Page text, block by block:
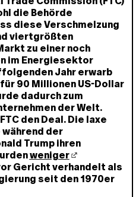
die Behörde
diese Verschmelzung
viertgrößten
zu einer noch
im Energiesektor
Jahr erwarb
90 Millionen US-Dollar
dadurch zum
der Welt.
den Deal. Die laxe
der
Trump ihren
weniger
Gericht verhandelt als
seit den 1970er